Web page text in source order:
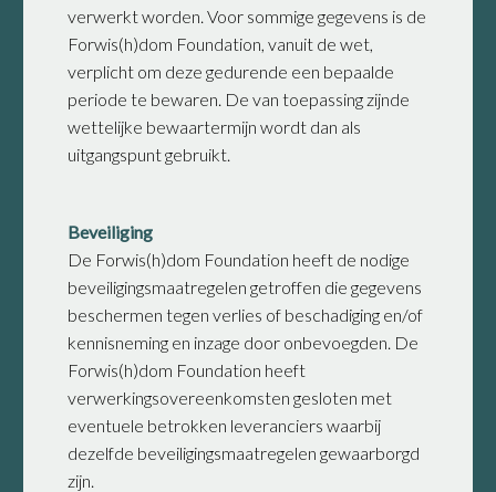
verwerkt worden. Voor sommige gegevens is de
Forwis(h)dom Foundation, vanuit de wet,
verplicht om deze gedurende een bepaalde
periode te bewaren. De van toepassing zijnde
wettelijke bewaartermijn wordt dan als
uitgangspunt gebruikt.
Beveiliging
De Forwis(h)dom Foundation heeft de nodige
beveiligingsmaatregelen getroffen die gegevens
beschermen tegen verlies of beschadiging en/of
kennisneming en inzage door onbevoegden. De
Forwis(h)dom Foundation heeft
verwerkingsovereenkomsten gesloten met
eventuele betrokken leveranciers waarbij
dezelfde beveiligingsmaatregelen gewaarborgd
zijn.